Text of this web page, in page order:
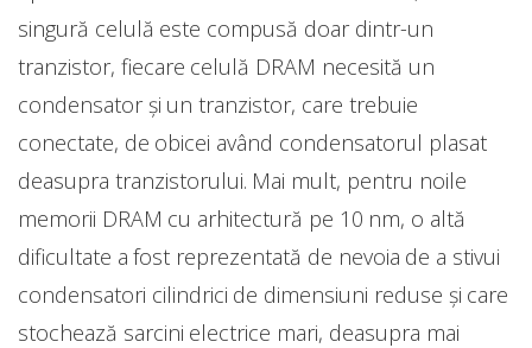
singură celulă este compusă doar dintr-un
tranzistor, fiecare celulă DRAM necesită un
condensator și un tranzistor, care trebuie
conectate, de obicei având condensatorul plasat
deasupra tranzistorului. Mai mult, pentru noile
memorii DRAM cu arhitectură pe 10 nm, o altă
dificultate a fost reprezentată de nevoia de a stivui
condensatori cilindrici de dimensiuni reduse şi care
stochează sarcini electrice mari, deasupra mai